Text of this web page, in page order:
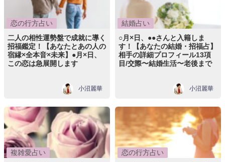
恋の行方占い
二人の相性運勢盤で成就に導く
招福鑑定！【あなたとあの人の
宿縁×全本音×未来】●月×日、
この恋は急展開します
小沼麗華
結婚占い
○月×日、●●さんと入籍しま
す！【あなたの結婚・招福占】
相手の詳細プロフィール13項
目/交際〜結婚生活〜老後まで
小沼麗華
複雑愛占い
恋の行方占い